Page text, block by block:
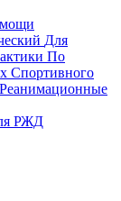
Для
По
Спортивного
Реанимационные
РЖД